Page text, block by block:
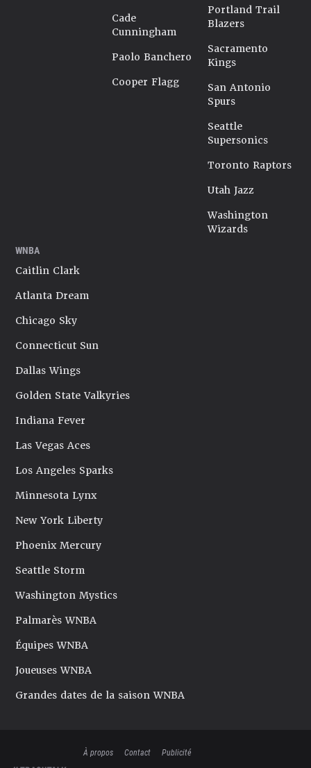
Cade
Cunningham
Paolo Banchero
Cooper Flagg
Portland Trail
Blazers
Sacramento
Kings
San Antonio
Spurs
Seattle
Supersonics
Toronto Raptors
Utah Jazz
Washington
Wizards
WNBA
Caitlin Clark
Atlanta Dream
Chicago Sky
Connecticut Sun
Dallas Wings
Golden State Valkyries
Indiana Fever
Las Vegas Aces
Los Angeles Sparks
Minnesota Lynx
New York Liberty
Phoenix Mercury
Seattle Storm
Washington Mystics
Palmarès WNBA
Équipes WNBA
Joueuses WNBA
Grandes dates de la saison WNBA
À propos Contact Publicité